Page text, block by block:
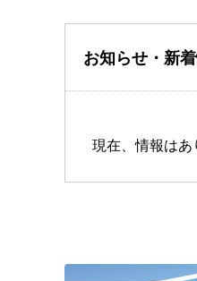
お知らせ・新
現在、情報はあ